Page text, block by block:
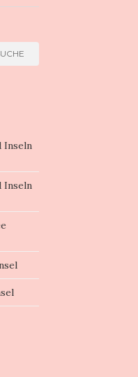
Inseln
Inseln